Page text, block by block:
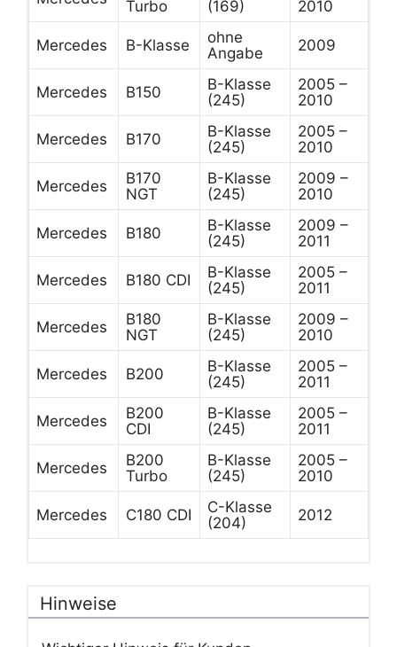
Turbo (169) 2010
Mercedes B-Klasse
ohne
Angabe
2009
Mercedes B150
B-Klasse
(245)
2005 –
2010
Mercedes B170
B-Klasse
(245)
2005 –
2010
Mercedes
B170
NGT
B-Klasse
(245)
2009 –
2010
Mercedes B180
B-Klasse
(245)
2009 –
2011
Mercedes B180 CDI
B-Klasse
(245)
2005 –
2011
Mercedes
B180
NGT
B-Klasse
(245)
2009 –
2010
Mercedes B200
B-Klasse
(245)
2005 –
2011
Mercedes
B200
CDI
B-Klasse
(245)
2005 –
2011
Mercedes
B200
Turbo
B-Klasse
(245)
2005 –
2010
Mercedes C180 CDI
C-Klasse
(204)
2012
Hinweise